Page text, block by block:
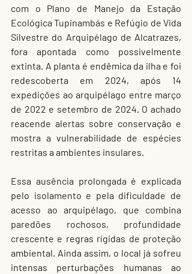
com o Plano de Manejo da Estação
Ecológica Tupinambás e Refúgio de Vida
Silvestre do Arquipélago de Alcatrazes,
fora apontada como possivelmente
extinta. A planta é endêmica da ilha e foi
redescoberta em 2024, após 14
expedições ao arquipélago entre março
de 2022 e setembro de 2024. O achado
reacende alertas sobre conservação e
mostra a vulnerabilidade de espécies
restritas a ambientes insulares.
Essa ausência prolongada é explicada
pelo isolamento e pela dificuldade de
acesso ao arquipélago, que combina
paredões rochosos, profundidade
crescente e regras rígidas de proteção
ambiental. Ainda assim, o local já sofreu
intensas perturbações humanas ao